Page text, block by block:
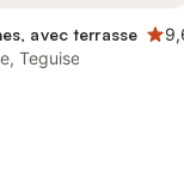
avec terrasse
Teguise